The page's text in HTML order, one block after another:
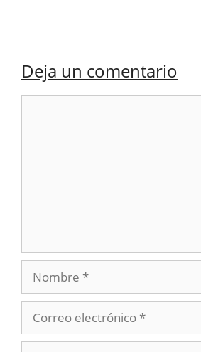
Deja un comentario
Nombre
electrónico